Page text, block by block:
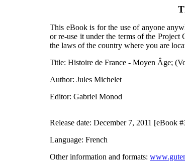
This eBook is for the use of anyone
or re-use it under the terms of the
the laws of the country where you are
Title: Histoire de France - Moyen Âge;
Author: Jules Michelet
Editor: Gabriel Monod
Release date: December 7, 2011 [eBook
Language: French
Other information and formats: